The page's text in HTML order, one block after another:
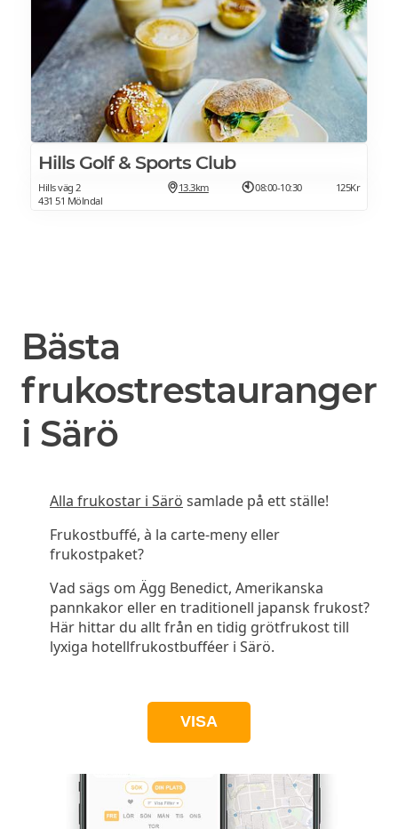
Hills Golf & Sports Club
Hills väg 2
431 51 Mölndal
13.3km 08:00-10:30 125Kr
Bästa
frukostrestauranger
i Särö
Alla frukostar i Särö samlade på ett ställe!
Frukostbuffé, à la carte-meny eller
frukostpaket?
Vad sägs om Ägg Benedict, Amerikanska
pannkakor eller en traditionell japansk frukost?
Här hittar du allt från en tidig grötfrukost till
lyxiga hotellfrukostbufféer i Särö.
VISA